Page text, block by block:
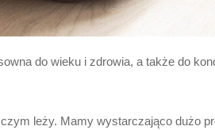
do wieku i zdrowia, a także do
leży. Mamy wystarczająco dużo